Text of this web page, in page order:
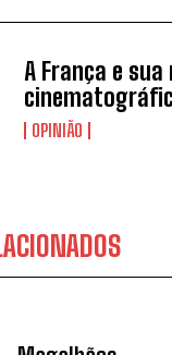
A França e
OPINIÃO